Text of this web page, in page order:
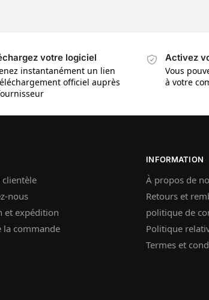
votre logiciel
instantanément un lien
officiel auprès
Activez
Vous
à votre
clientèle
nous
et expédition
la commande
INFORMATION
À propos de
Retours et
politique de
Politique
Termes et